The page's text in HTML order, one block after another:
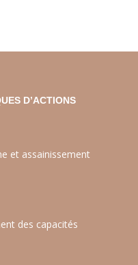
D’ACTIONS
et assainissement
des capacités